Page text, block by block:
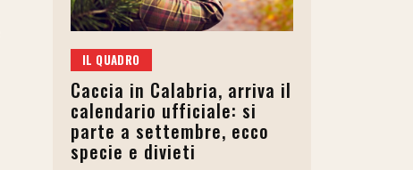
IL QUADRO
Caccia in Calabria, arriva il
calendario ufficiale: si
parte a settembre, ecco
specie e divieti